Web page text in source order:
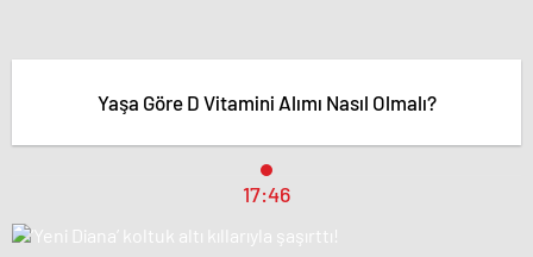
Yaşa Göre D Vitamini Alımı Nasıl Olmalı?
17:46